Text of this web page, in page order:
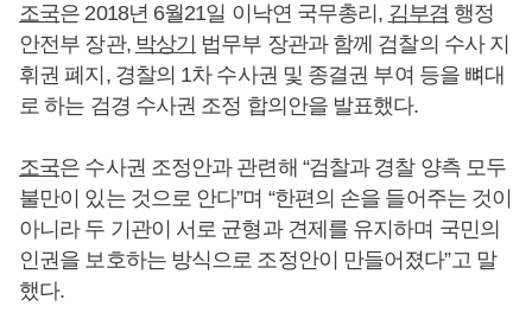
조국은 2018년 6월21일 이낙연 국무총리, 김부겸 행정
안전부 장관, 박상기
법무부 장관과 함께 검찰의 수사 지
휘권 폐지, 경찰의 1차 수사권 및 종결권 부여 등을 뼈대
로 하는 검경 수사권 조정 합의안을 발표했다.
조국은 수사권 조정안과 관련해 “검찰과 경찰 양측 모두
불만이 있는 것으로 안다”며 “한편의 손을 들어주는 것이
아니라 두 기관이 서로 균형과 견제를 유지하며 국민의
인권을 보호하는 방식으로 조정안이 만들어졌다”고 말
했다.